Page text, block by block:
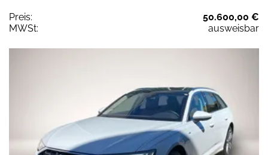
Preis:
50.600,00 €
MWSt:
ausweisbar